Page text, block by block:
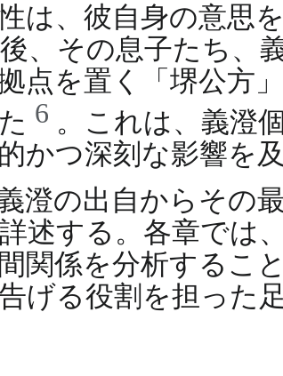
は、彼自身の意思
、その息子たち、
点を置く「堺公方
6 。これは、義澄
かつ深刻な影響を
澄の出自からその
述する。各章では
関係を分析するこ
げる役割を担った